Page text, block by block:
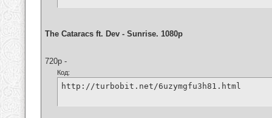
The Cataracs ft. Dev - Sunrise. 1080p
720p -
Код:
http://turbobit.net/6uzymgfu3h81.html